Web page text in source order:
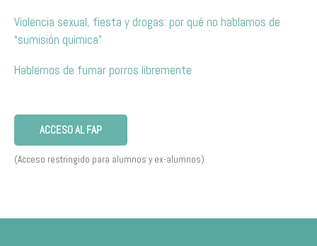
Violencia sexual, fiesta y drogas: por qué no hablamos de
“sumisión química”
Hablemos de fumar porros libremente
ACCESO AL FAP
(Acceso restringido para alumnos y ex-alumnos)